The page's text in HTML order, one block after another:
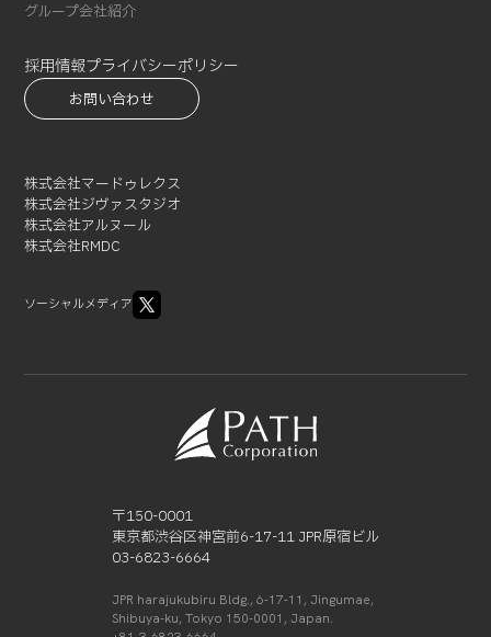
グループ会社紹介
採用情報プライバシーポリシー
お問い合わせ
株式会社マードゥレクス
株式会社ジヴァスタジオ
株式会社アルヌール
株式会社RMDC
ソーシャルメディア
〒150-0001
東京都渋谷区神宮前6-17-11 JPR原宿ビル
03-6823-6664
JPR harajukubiru Bldg., 6-17-11, Jingumae,
Shibuya-ku, Tokyo 150-0001, Japan.